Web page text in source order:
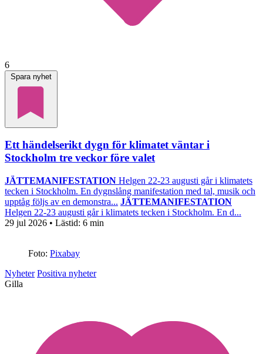
6
Spara nyhet
Ett händelserikt dygn för klimatet väntar i
Stockholm tre veckor före valet
JÄTTEMANIFESTATION Helgen 22-23 augusti går i klimatets
tecken i Stockholm. En dygnslång manifestation med tal, musik och
upptåg följs av en demonstra... JÄTTEMANIFESTATION
Helgen 22-23 augusti går i klimatets tecken i Stockholm. En d...
29 jul 2026 • Lästid: 6 min
Foto: Pixabay
Nyheter Positiva nyheter
Gilla